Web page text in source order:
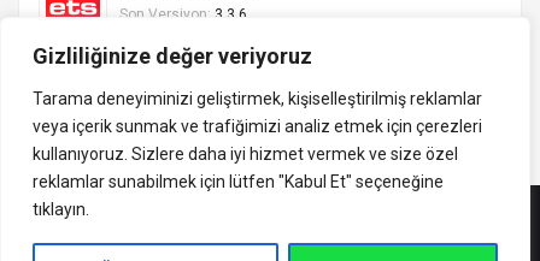
Gizliliğinize değer veriyoruz
Tarama deneyiminizi geliştirmek, kişiselleştirilmiş reklamlar
veya içerik sunmak ve trafiğimizi analiz etmek için çerezleri
kullanıyoruz. Sizlere daha iyi hizmet vermek ve size özel
reklamlar sunabilmek için lütfen "Kabul Et" seçeneğine
tıklayın.
Son Versiyon: 3.3.6
indirVip.com, en güvenilir ve hızlı APK indirme platformudur! En
popüler Android oyunları, uygulamaları, müzik, video ve eğitim
APK'larını güvenli ve ücretsiz indirin. Güncel sürümler, mod